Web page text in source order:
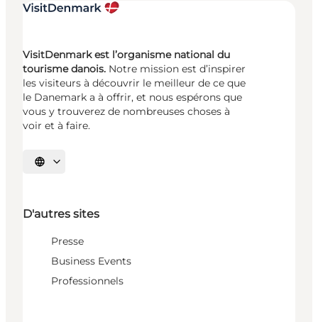
VisitDenmark est l’organisme national du
tourisme danois. Notre mission est d’inspirer
les visiteurs à découvrir le meilleur de ce que
le Danemark a à offrir, et nous espérons que
vous y trouverez de nombreuses choses à
voir et à faire.
Choisissez la langue
D'autres sites
Presse
Business Events
Professionnels